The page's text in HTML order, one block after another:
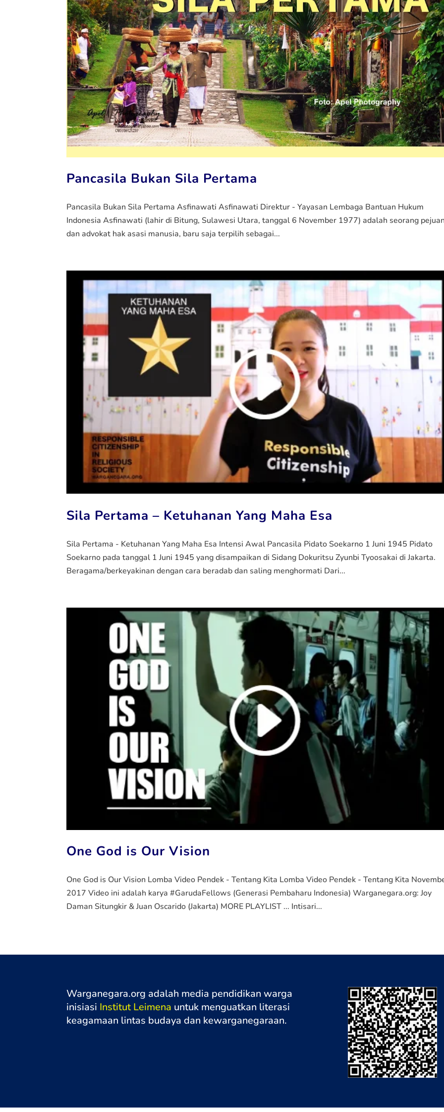
Pancasila Bukan Sila Pertama
Pancasila Bukan Sila Pertama Asfinawati Asfinawati Direktur - Yayasan Lembaga Bantuan Hukum
Indonesia Asfinawati (lahir di Bitung, Sulawesi Utara, tanggal 6 November 1977) adalah seorang
dan advokat hak asasi manusia, baru saja terpilih sebagai...
Sila Pertama – Ketuhanan Yang Maha Esa
Sila Pertama - Ketuhanan Yang Maha Esa Intensi Awal Pancasila Pidato Soekarno 1 Juni 1945 Pidato
Soekarno pada tanggal 1 Juni 1945 yang disampaikan di Sidang Dokuritsu Zyunbi Tyoosakai di Jakarta.
Beragama/berkeyakinan dengan cara beradab dan saling menghormati Dari...
One God is Our Vision
One God is Our Vision Lomba Video Pendek - Tentang Kita Lomba Video Pendek - Tentang Kita
2017 Video ini adalah karya #GarudaFellows (Generasi Pembaharu Indonesia) Warganegara.org: Joy
Daman Situngkir & Juan Oscarido (Jakarta) MORE PLAYLIST ... Intisari...
Warganegara.org adalah media pendidikan warga
inisiasi Institut Leimena untuk menguatkan literasi
keagamaan lintas budaya dan kewarganegaraan.